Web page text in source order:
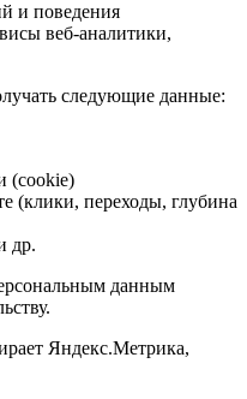
и поведения
веб-аналитики,
следующие данные:
(cookie)
(клики, переходы, глубина
др.
данным
Яндекс.Метрика,